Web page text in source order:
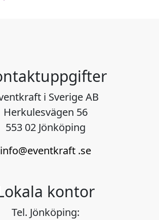
i Sverige AB
Herkulesvägen 56
553 02 Jönköping
info@eventkraft .se
kontor
Tel. Jönköping: